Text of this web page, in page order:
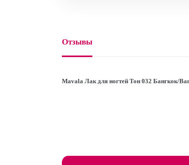
Отзывы
Mavala Лак для ногтей Тон 032 Бангкок/